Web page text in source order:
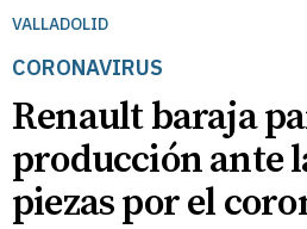
VALLADOLID
CORONAVIRUS
Renault baraja
producción ante
piezas por el